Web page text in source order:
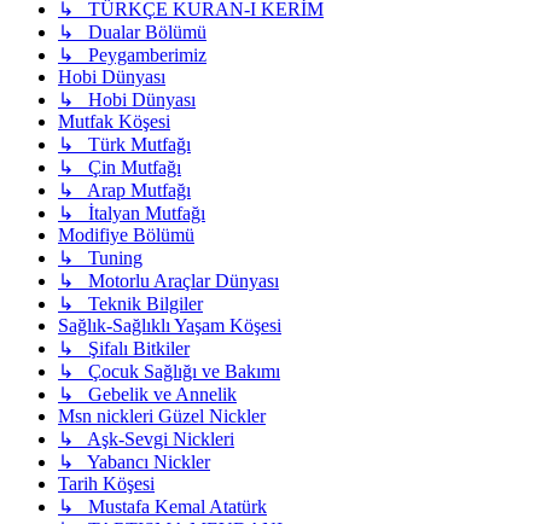
↳ TÜRKÇE KURAN-I KERİM
↳ Dualar Bölümü
↳ Peygamberimiz
Hobi Dünyası
↳ Hobi Dünyası
Mutfak Köşesi
↳ Türk Mutfağı
↳ Çin Mutfağı
↳ Arap Mutfağı
↳ İtalyan Mutfağı
Modifiye Bölümü
↳ Tuning
↳ Motorlu Araçlar Dünyası
↳ Teknik Bilgiler
Sağlık-Sağlıklı Yaşam Köşesi
↳ Şifalı Bitkiler
↳ Çocuk Sağlığı ve Bakımı
↳ Gebelik ve Annelik
Msn nickleri Güzel Nickler
↳ Aşk-Sevgi Nickleri
↳ Yabancı Nickler
Tarih Köşesi
↳ Mustafa Kemal Atatürk